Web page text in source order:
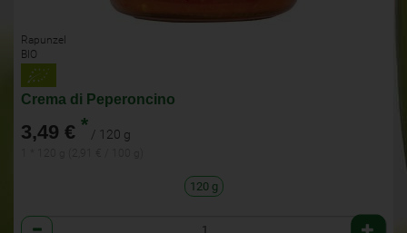
Rapunzel
BIO
Crema di Peperoncino
3,49 € * / 120 g
120 g
Anzahl